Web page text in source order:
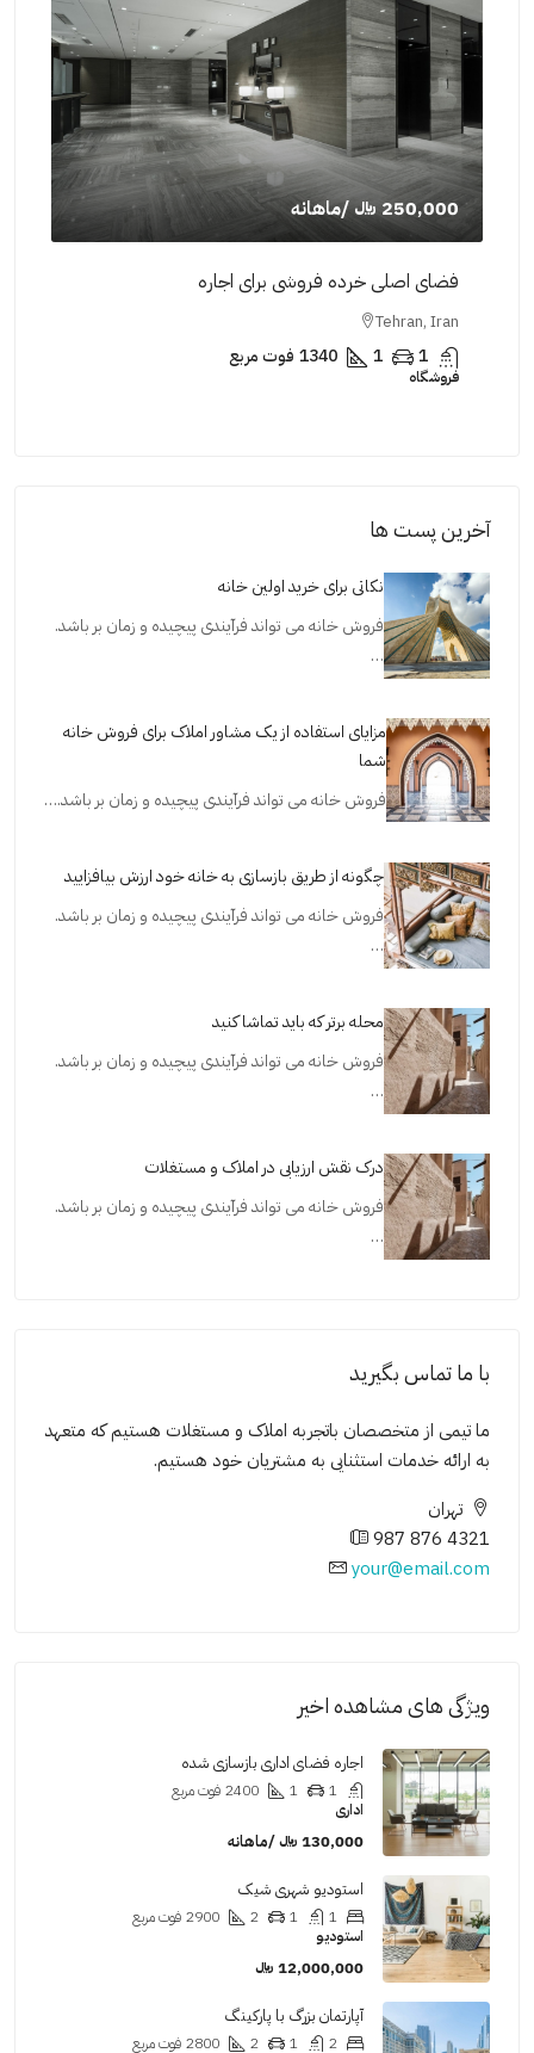
250,000 ﷼ /ماهانه
فضای اصلی خرده فروشی برای اجاره
Tehran, Iran
1
1
1340 فوت مربع
فروشگاه
آخرین پست ها
نکاتی برای خرید اولین خانه
فروش خانه می تواند فرآیندی پیچیده و زمان بر باشد.
…
مزایای استفاده از یک مشاور املاک برای فروش خانه
شما
فروش خانه می تواند فرآیندی پیچیده و زمان بر باشد.…
چگونه از طریق بازسازی به خانه خود ارزش بیافزایید
فروش خانه می تواند فرآیندی پیچیده و زمان بر باشد.
…
محله برتر که باید تماشا کنید
فروش خانه می تواند فرآیندی پیچیده و زمان بر باشد.
…
درک نقش ارزیابی در املاک و مستغلات
فروش خانه می تواند فرآیندی پیچیده و زمان بر باشد.
…
با ما تماس بگیرید
ما تیمی از متخصصان باتجربه املاک و مستغلات هستیم که متعهد
به ارائه خدمات استثنایی به مشتریان خود هستیم.
تهران
987 876 4321
your@email.com
ویژگی های مشاهده اخیر
اجاره فضای اداری بازسازی شده
1
1
2400 فوت مربع
اداری
130,000 ﷼ /ماهانه
استودیو شهری شیک
1
1
2
2900 فوت مربع
استودیو
12,000,000 ﷼
آپارتمان بزرگ با پارکینگ
2
1
2
2800 فوت مربع